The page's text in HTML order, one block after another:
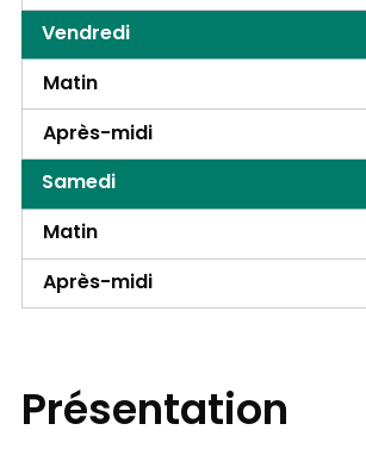
Vendredi
Matin
Après-midi
Samedi
Matin
Après-midi
Présentation